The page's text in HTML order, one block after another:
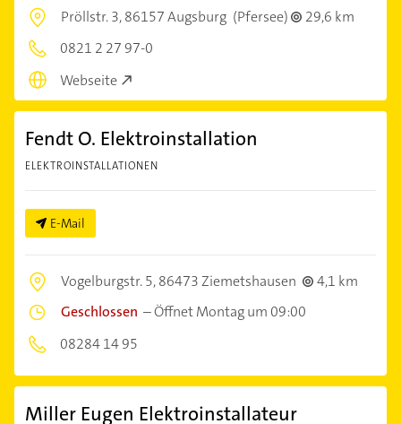
Pröllstr. 3,86157 Augsburg (Pfersee)
29,6 km
0821 2 27 97-0
Webseite
Fendt O. Elektroinstallation
ELEKTROINSTALLATIONEN
E-Mail
Vogelburgstr. 5,86473 Ziemetshausen
4,1 km
Geschlossen –Öffnet Montag um 09:00
08284 14 95
Miller Eugen Elektroinstallateur